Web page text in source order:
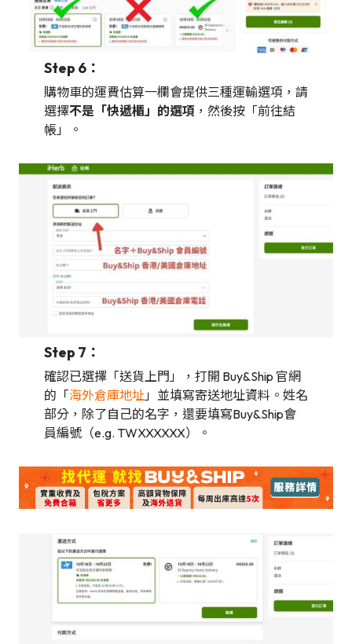
Step 6：
購物車的運費估算一欄會提供三種運輸選項，請
選擇不是「快遞櫃」的選項 ，然後按「前往結
帳」。
Step 7：
確認已選擇「送貨上門」，打開 Buy&Ship 官網
的「海外倉庫地址」並填寫寄送地址資料。姓名
部分，除了自己的名字，還要填寫Buy&Ship會
員編號（e.g. TWXXXXXX）。